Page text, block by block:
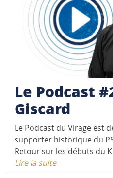
Le Podcast
Giscard
Le Podcast du Virage est
supporter historique du
Retour sur les débuts du
Lire la suite